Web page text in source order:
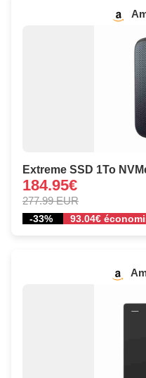
Extreme SSD 1To
184.95€
277.99 EUR
-33% 93.04€